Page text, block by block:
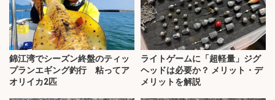
錦江湾でシーズン終盤のティッ
プランエギング釣行 粘ってア
オリイカ2匹
ライトゲームに「超軽量」ジグ
ヘッドは必要か？ メリット・デ
メリットを解説